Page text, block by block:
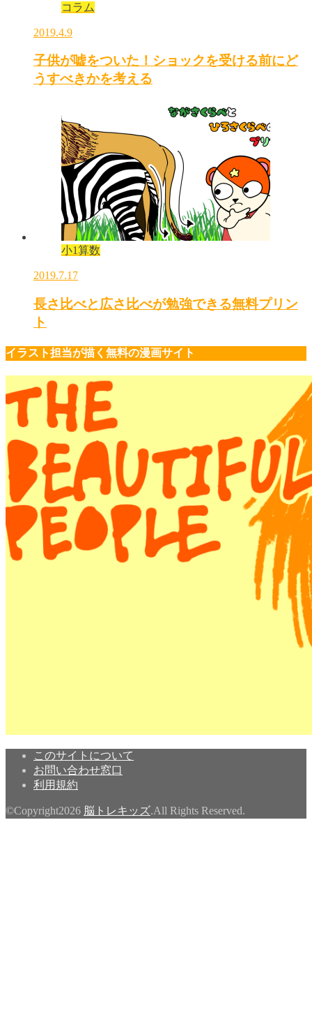
コラム
2019.4.9
子供が嘘をついた！ショックを受ける前にど
うすべきかを考える
小1算数
2019.7.17
長さ比べと広さ比べが勉強できる無料プリン
ト
イラスト担当が描く無料の漫画サイト
このサイトについて
お問い合わせ窓口
利用規約
©Copyright2026 脳トレキッズ.All Rights Reserved.